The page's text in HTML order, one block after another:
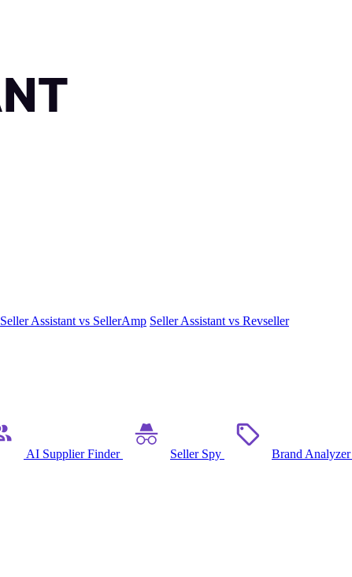
Seller Assistant vs SellerAmp Seller Assistant vs Revseller
AI Supplier Finder Seller Spy Brand Analyzer